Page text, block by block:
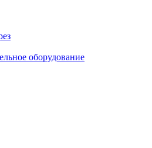
оборудование